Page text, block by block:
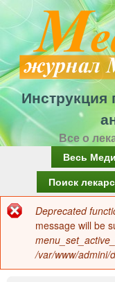
к
Все о
а
в
о
Весь
Поиск
об
ошибке
Deprecated
message will be
/var/www/admini/